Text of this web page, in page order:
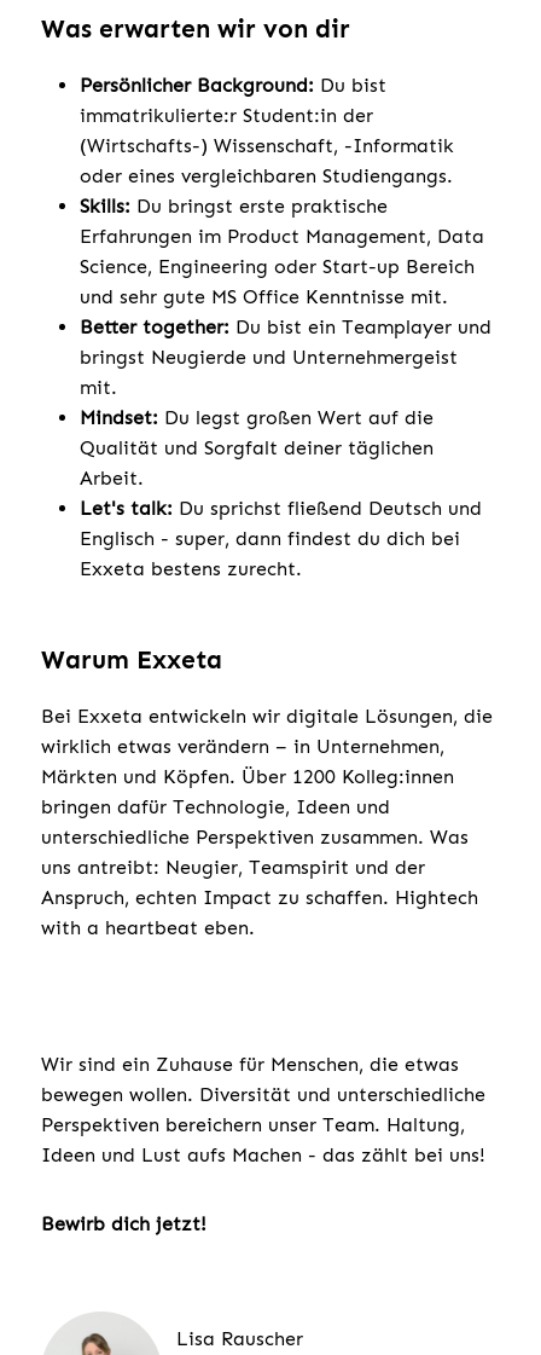
Was erwarten wir von dir
Persönlicher Background: Du bist
immatrikulierte:r Student:in der
(Wirtschafts-) Wissenschaft, -Informatik
oder eines vergleichbaren Studiengangs.
Skills: Du bringst erste praktische
Erfahrungen im Product Management, Data
Science, Engineering oder Start-up Bereich
und sehr gute MS Office Kenntnisse mit.
Better together: Du bist ein Teamplayer und
bringst Neugierde und Unternehmergeist
mit.
Mindset: Du legst großen Wert auf die
Qualität und Sorgfalt deiner täglichen
Arbeit.
Let's talk: Du sprichst fließend Deutsch und
Englisch - super, dann findest du dich bei
Exxeta bestens zurecht.
Warum Exxeta
Bei Exxeta entwickeln wir digitale Lösungen, die
wirklich etwas verändern – in Unternehmen,
Märkten und Köpfen. Über 1200 Kolleg:innen
bringen dafür Technologie, Ideen und
unterschiedliche Perspektiven zusammen. Was
uns antreibt: Neugier, Teamspirit und der
Anspruch, echten Impact zu schaffen. Hightech
with a heartbeat eben.
Wir sind ein Zuhause für Menschen, die etwas
bewegen wollen. Diversität und unterschiedliche
Perspektiven bereichern unser Team. Haltung,
Ideen und Lust aufs Machen - das zählt bei uns!
Bewirb dich jetzt!
Lisa Rauscher